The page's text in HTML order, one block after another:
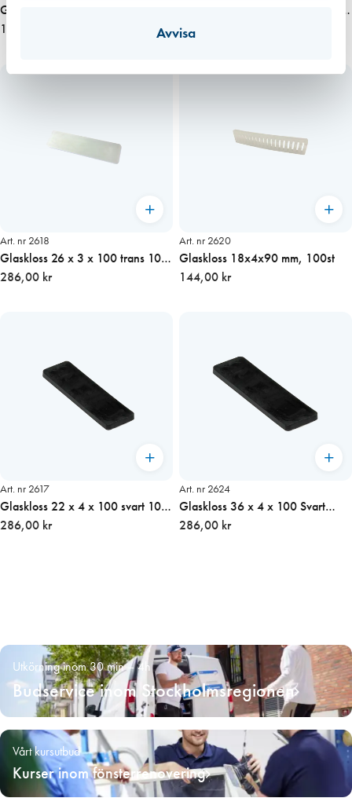
Avvisa
Glaskloss 24x3x100 mm, 100st
168,00 kr
Frp (1200 st/kart)
344,00 kr
Art. nr 2618
Glaskloss 26 x 3 x 100 trans 100-
Frp (1000 st/kart
286,00 kr
Art. nr 2620
Glaskloss 18x4x90 mm, 100st
144,00 kr
Art. nr 2617
Glaskloss 22 x 4 x 100 svart 100-
Frp
286,00 kr
Art. nr 2624
Glaskloss 36 x 4 x 100 Svart
100-Frp (700 st/kart)
286,00 kr
Utkörning inom 30 min – 4h
Budservice inom Stockholmsregionen
Vårt kursutbud
Kurser inom fönsterrenovering